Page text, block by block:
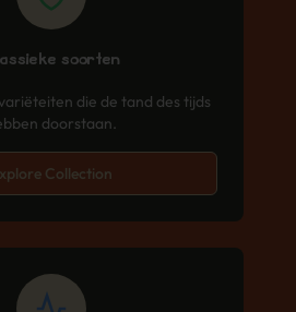
soorten
die de tand des tijds
doorstaan.
Collection